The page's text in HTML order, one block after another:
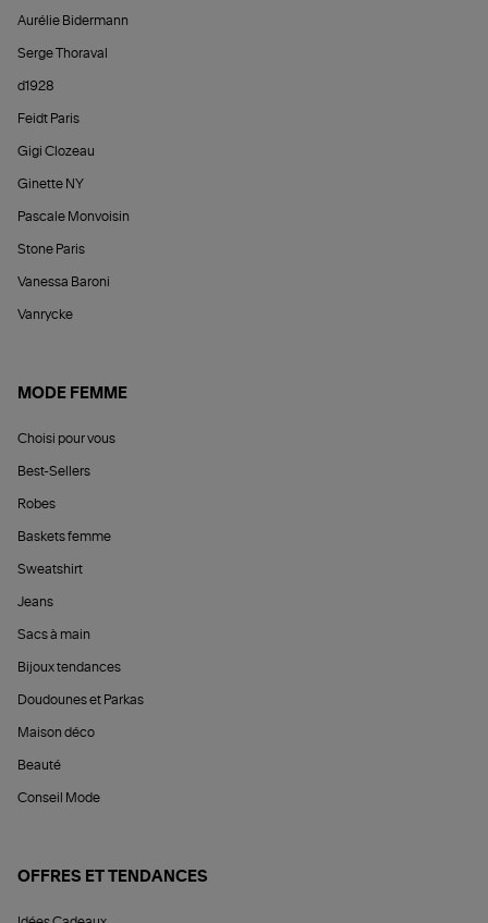
Aurélie Bidermann
Serge Thoraval
d1928
Feidt Paris
Gigi Clozeau
Ginette NY
Pascale Monvoisin
Stone Paris
Vanessa Baroni
Vanrycke
MODE FEMME
Choisi pour vous
Best-Sellers
Robes
Baskets femme
Sweatshirt
Jeans
Sacs à main
Bijoux tendances
Doudounes et Parkas
Maison déco
Beauté
Conseil Mode
OFFRES ET TENDANCES